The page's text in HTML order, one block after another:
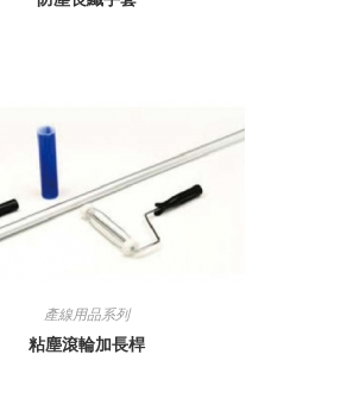
產線用品系列
粘塵滾輪加長桿